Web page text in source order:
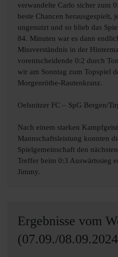
verwandelte Carlo sicher zum
beste Chancen herausgespielt,
ungenutzt und so blieb das
84. Minuten war es dann
Missverständnis in der
vorentscheidende 0:2 durch
wir am Sonntag zum Topspiel
Morgenröthe-Rautenkranz.
Oelsnitzer FC – SpG Bergen/
Nach einem starken
Mannschaftsleistung konnten
Spielgemeinschaft den
Treffer beim 0:3 Auswärtssieg
Jimmy.
Ergebnisse vom
(07.09./